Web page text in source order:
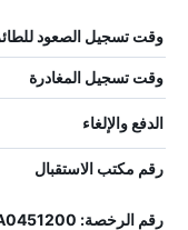
وقت تسجيل الصعود
وقت تسجيل المغادرة
الدفع والإلغاء
رقم مكتب الاستقبال
رقم الرخصة: 0938K015A0451200